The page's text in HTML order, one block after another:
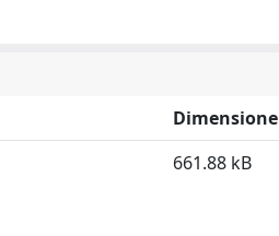
Dimensione
661.88 kB